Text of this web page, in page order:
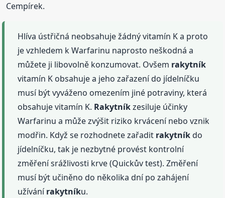
Cempírek.
Hlíva ústřičná neobsahuje žádný vitamín K a proto
je vzhledem k Warfarinu naprosto neškodná a
můžete ji libovolně konzumovat. Ovšem rakytník
vitamín K obsahuje a jeho zařazení do jídelníčku
musí být vyváženo omezením jiné potraviny, která
obsahuje vitamín K. Rakytníkzesiluje účinky
Warfarinu a může zvýšit riziko krvácení nebo vznik
modřin. Když se rozhodnete zařadit rakytníkdo
jídelníčku, tak je nezbytné provést kontrolní
změření srážlivosti krve (Quickův test). Změření
musí být učiněno do několika dní po zahájení
užívánírakytníku.